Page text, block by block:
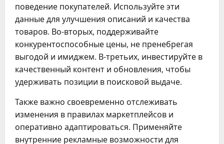
поведение покупателей. Используйте эти
данные для улучшения описаний и качества
товаров. Во-вторых, поддерживайте
конкурентоспособные цены, не пренебрегая
выгодой и имиджем. В-третьих, инвестируйте в
качественный контент и обновления, чтобы
удерживать позиции в поисковой выдаче.
Также важно своевременно отслеживать
изменения в правилах маркетплейсов и
оперативно адаптироваться. Применяйте
внутренние рекламные возможности для